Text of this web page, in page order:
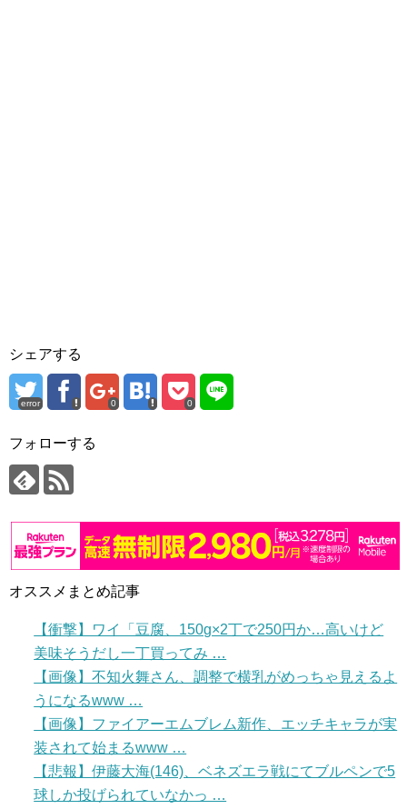
シェアする
error 0 0
フォローする
オススメまとめ記事
【衝撃】ワイ「豆腐、150g×2丁で250円か…高いけど
美味そうだし一丁買ってみ …
【画像】不知火舞さん、調整で横乳がめっちゃ見えるよ
うになるwww …
【画像】ファイアーエムブレム新作、エッチキャラが実
装されて始まるwww …
【悲報】伊藤大海(146)、ベネズエラ戦にてブルペンで5
球しか投げられていなかっ …